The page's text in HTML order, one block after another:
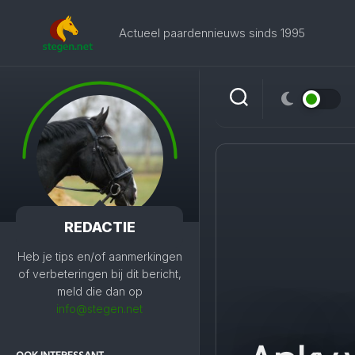
Actueel paardennieuws sinds 1995
REDACTIE
Heb je tips en/of aanmerkingen
of verbeteringen bij dit bericht,
meld die dan op
info@stegen.net